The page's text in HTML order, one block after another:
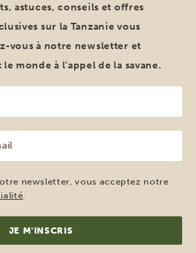
astuces, conseils et offres
sur la Tanzanie vous
vous à notre newsletter et
monde à l’appel de la savane.
newsletter, vous acceptez notre